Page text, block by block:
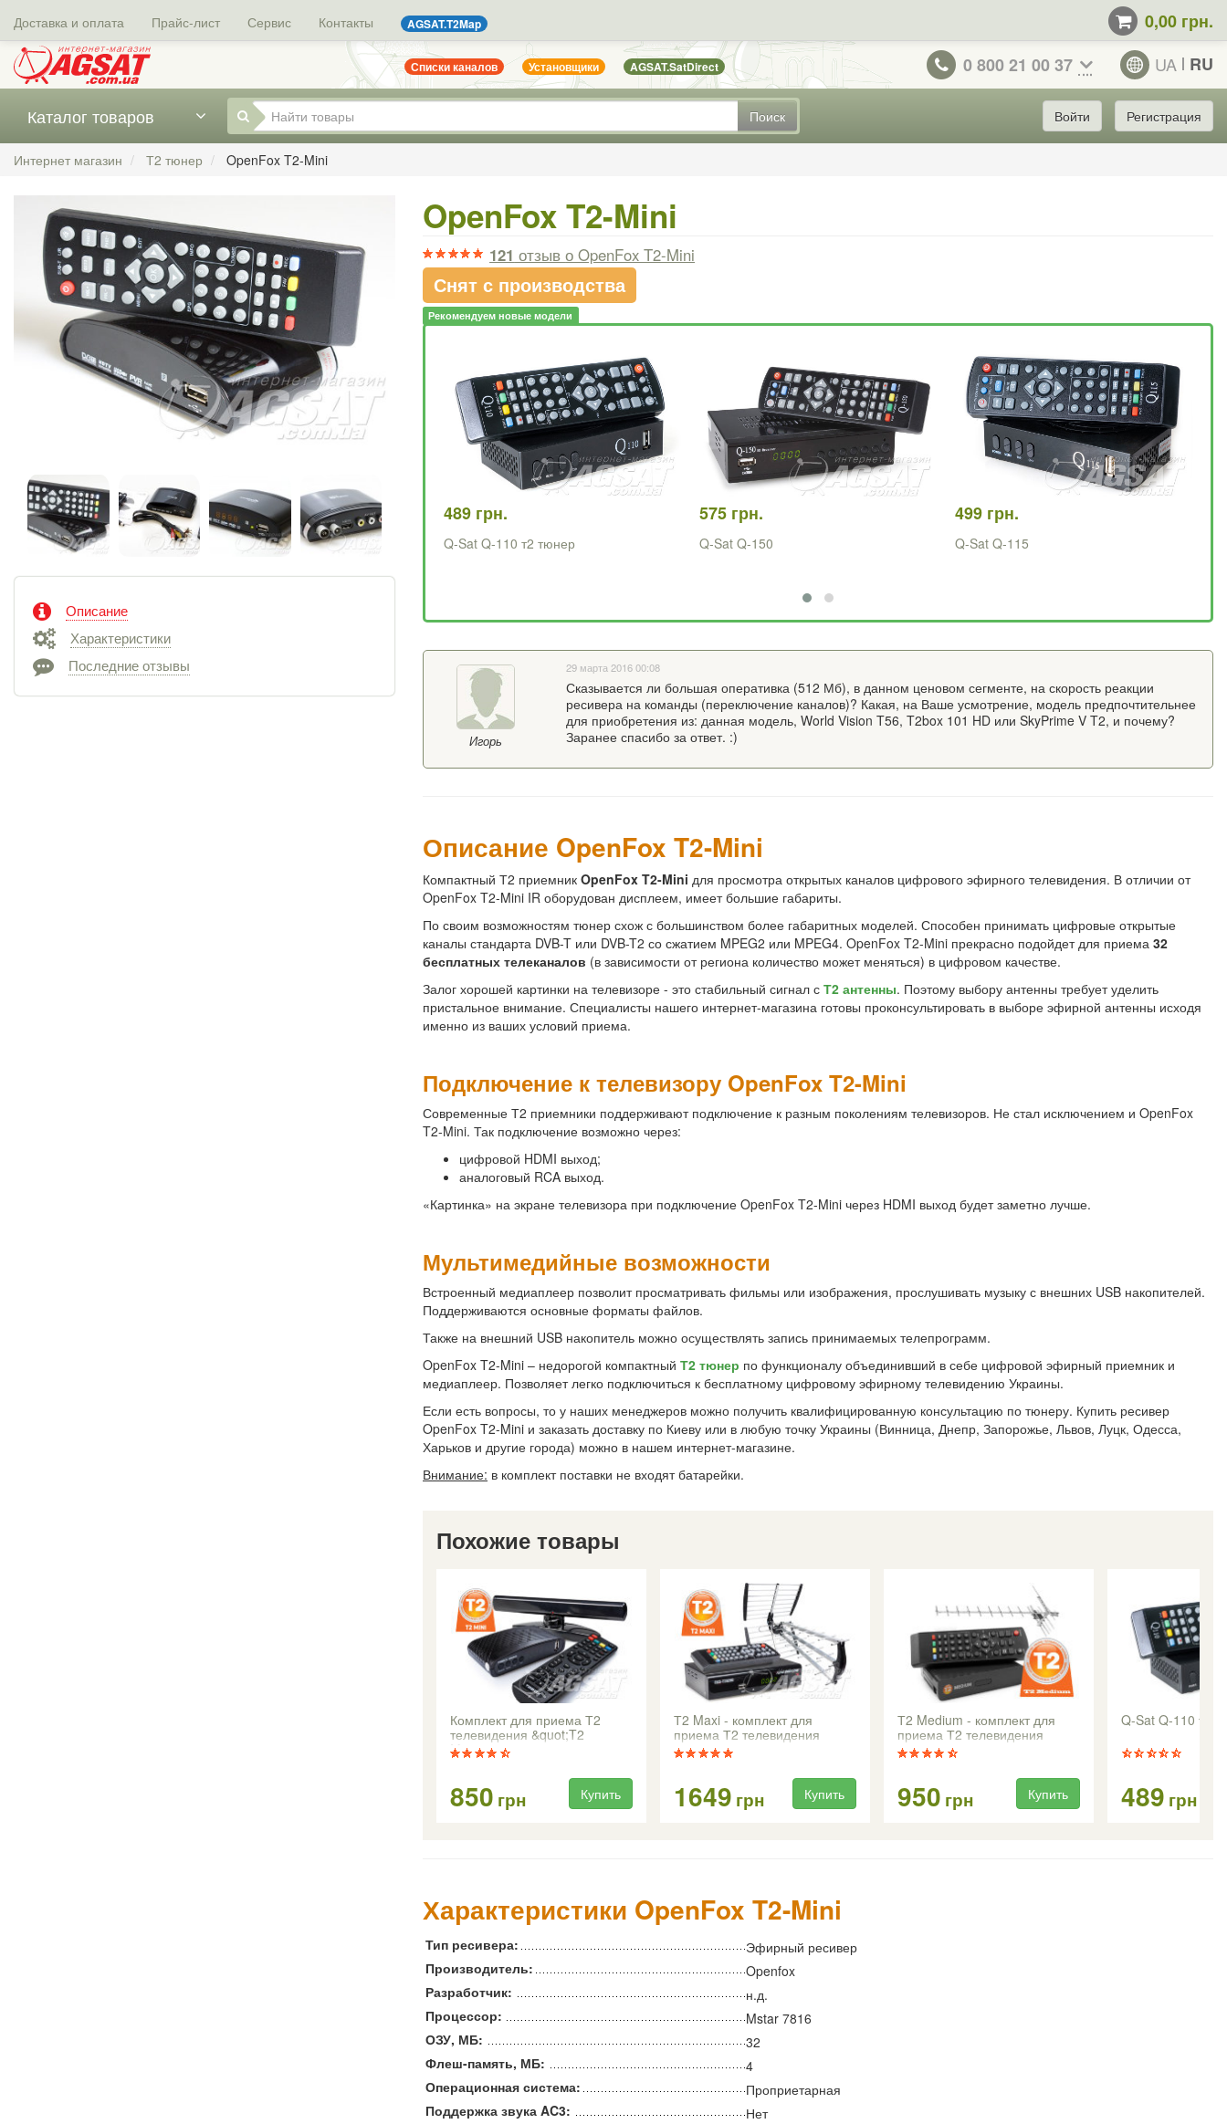
Доставка и оплата Прайс-лист Сервис Контакты AGSAT.T2Map 0,00 грн.
Списки каналов Установщики AGSAT.SatDirect 0 800 21 00 37 UA RU
Поиск
Каталог товаров Войти Регистрация
Интернет магазин Т2 тюнер OpenFox T2-Mini
Описание
Характеристики
Последние отзывы
OpenFox T2-Mini
121 отзыво OpenFox T2-Mini
Снят с производства
Рекомендуем новые модели
489 грн.
Q-Sat Q-110 т2 тюнер
575 грн.
Q-Sat Q-150
499 грн.
Q-Sat Q-115
Игорь
29 марта 2016 00:08
Сказывается ли большая оперативка (512 Мб), в данном ценовом сегменте, на скорость реакции
ресивера на команды (переключение каналов)? Какая, на Ваше усмотрение, модель предпочтительнее
для приобретения из: данная модель, World Vision T56, T2box 101 HD или SkyPrime V T2, и почему?
Заранее спасибо за ответ. :)
Описание OpenFox T2-Mini
Компактный Т2 приемник OpenFox T2-Mini для просмотра открытых каналов цифрового эфирного телевидения. В отличии от
OpenFox T2-Mini IR оборудован дисплеем, имеет большие габариты.
По своим возможностям тюнер схож с большинством более габаритных моделей. Способен принимать цифровые открытые
каналы стандарта DVB-T или DVB-T2 со сжатием MPEG2 или MPEG4. OpenFox T2-Mini прекрасно подойдет для приема 32
бесплатных телеканалов (в зависимости от региона количество может меняться) в цифровом качестве.
Залог хорошей картинки на телевизоре - это стабильный сигнал с Т2 антенны. Поэтому выбору антенны требует уделить
пристальное внимание. Специалисты нашего интернет-магазина готовы проконсультировать в выборе эфирной антенны исходя
именно из ваших условий приема.
Подключение к телевизору OpenFox T2-Mini
Современные Т2 приемники поддерживают подключение к разным поколениям телевизоров. Не стал исключением и OpenFox
T2-Mini. Так подключение возможно через:
цифровой HDMI выход;
аналоговый RCA выход.
«Картинка» на экране телевизора при подключение OpenFox T2-Mini через HDMI выход будет заметно лучше.
Мультимедийные возможности
Встроенный медиаплеер позволит просматривать фильмы или изображения, прослушивать музыку с внешних USB накопителей.
Поддерживаются основные форматы файлов.
Также на внешний USB накопитель можно осуществлять запись принимаемых телепрограмм.
OpenFox T2-Mini – недорогой компактный Т2 тюнер по функционалу объединивший в себе цифровой эфирный приемник и
медиаплеер. Позволяет легко подключиться к бесплатному цифровому эфирному телевидению Украины.
Если есть вопросы, то у наших менеджеров можно получить квалифицированную консультацию по тюнеру. Купить ресивер
OpenFox T2-Mini и заказать доставку по Киеву или в любую точку Украины (Винница, Днепр, Запорожье, Львов, Луцк, Одесса,
Харьков и другие города) можно в нашем интернет-магазине.
Внимание: в комплект поставки не входят батарейки.
Похожие товары
Комплект для приема Т2
телевидения &quot;T2
Mini&quot;
850 грн Купить
Т2 Maxi - комплект для
приема Т2 телевидения
1649 грн Купить
Т2 Medium - комплект для
приема Т2 телевидения
950 грн Купить
Q-Sat Q-110 т2
489 грн
Характеристики OpenFox T2-Mini
Тип ресивера:
Эфирный ресивер
Производитель:
Openfox
Разработчик:
н.д.
Процессор:
Mstar 7816
ОЗУ, МБ:
32
Флеш-память, МБ:
4
Операционная система:
Проприетарная
Поддержка звука AC3:
Нет